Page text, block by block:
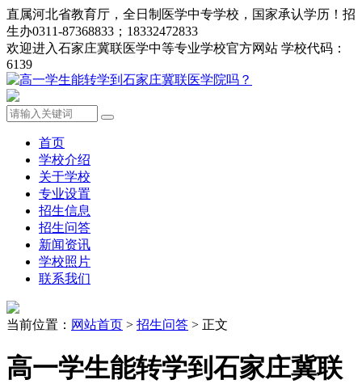
直属河北省教育厅，全日制医学中专学校，国家承认学历！招
生办0311-87368833；18332472833
欢迎进入石家庄冀联医学中等专业学校官方网站 学校代码：
6139
首页
学校介绍
关于学校
专业设置
招生信息
招生问答
新闻资讯
学校照片
联系我们
当前位置： 网站首页 > 招生问答 > 正文
高一学生能转学到石家庄冀联